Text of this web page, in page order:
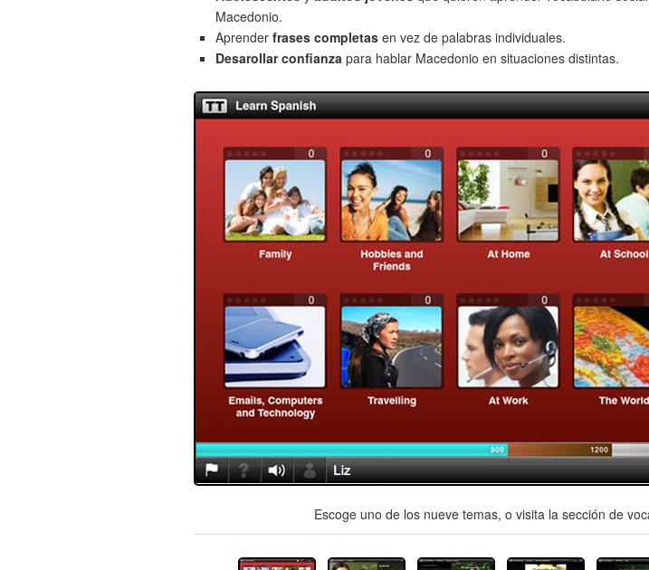
Macedonio.
Aprender frases completas en vez de palabras individuales.
Desarollar confianza para hablar Macedonio en situaciones distintas.
Escoge uno de los nueve temas, o visita la sección de